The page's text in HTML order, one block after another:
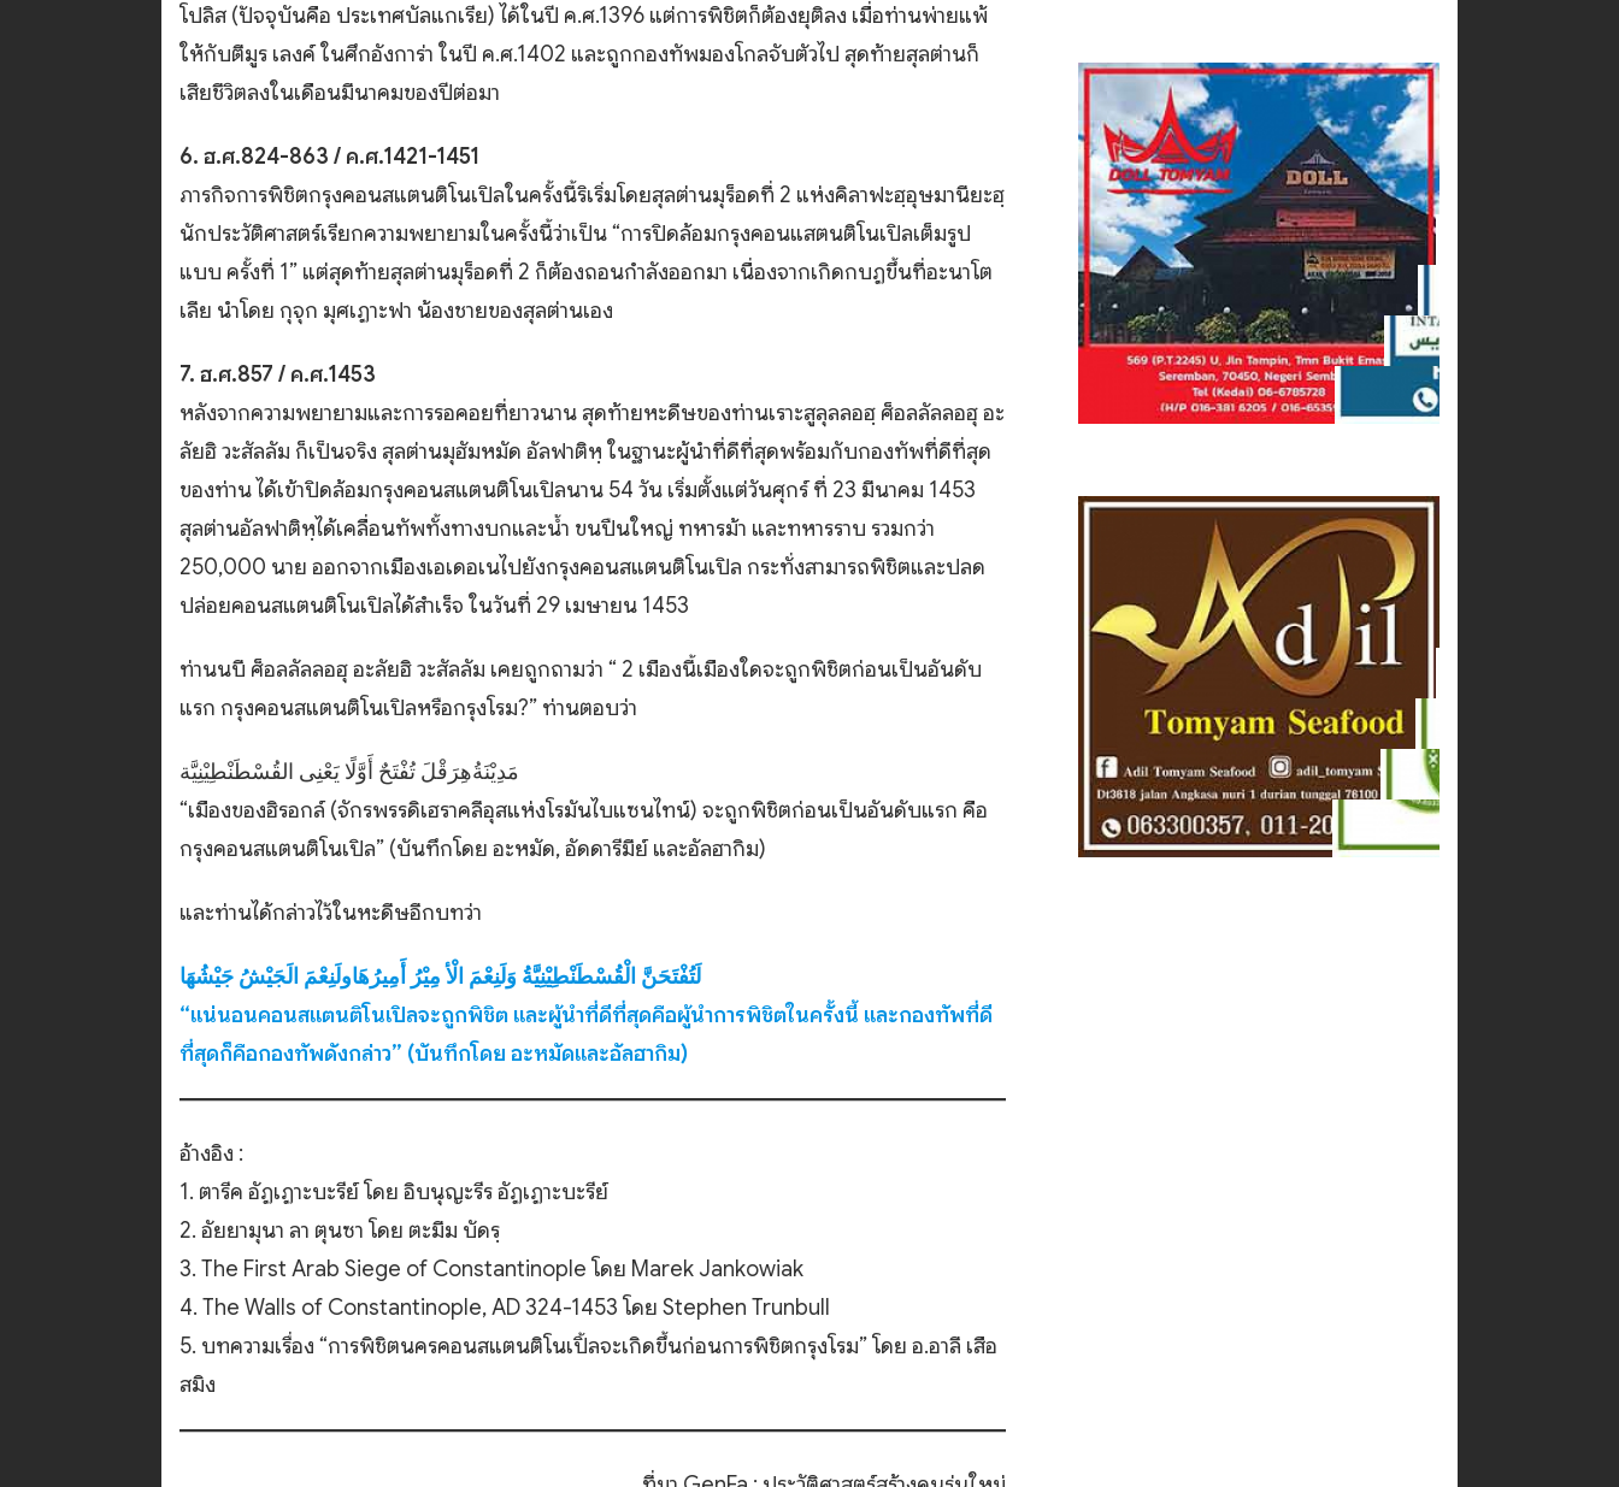
โปลิส (ปัจจุบันคือ ประเทศบัลแกเรีย) ได้ในปี ค.ศ.1396 แต่การพิชิตก็ต้องยุติลง เมื่อท่านพ่ายแพ้
ให้กับตีมูร เลงค์ ในศึกอังการ่า ในปี ค.ศ.1402 และถูกกองทัพมองโกลจับตัวไป สุดท้ายสุลต่านก็
เสียชีวิตลงในเดือนมีนาคมของปีต่อมา
6. ฮ.ศ.824-863 / ค.ศ.1421-1451
ภารกิจการพิชิตกรุงคอนสแตนติโนเปิลในครั้งนี้ริเริ่มโดยสุลต่านมุร็อดที่ 2 แห่งคิลาฟะฮฺอุษมานียะฮฺ
นักประวัติศาสตร์เรียกความพยายามในครั้งนี้ว่าเป็น “การปิดล้อมกรุงคอนแสตนติโนเปิลเต็มรูป
แบบ ครั้งที่ 1” แต่สุดท้ายสุลต่านมุร็อดที่ 2 ก็ต้องถอนกำลังออกมา เนื่องจากเกิดกบฏขึ้นที่อะนาโต
เลีย นำโดย กุจุก มุศเฏาะฟา น้องชายของสุลต่านเอง
7. ฮ.ศ.857 / ค.ศ.1453
หลังจากความพยายามและการรอคอยที่ยาวนาน สุดท้ายหะดีษของท่านเราะสูลุลลอฮฺ ศ็อลลัลลอฮุ อะ
ลัยฮิ วะสัลลัม ก็เป็นจริง สุลต่านมุฮัมหมัด อัลฟาติหฺ ในฐานะผู้นำที่ดีที่สุดพร้อมกับกองทัพที่ดีที่สุด
ของท่าน ได้เข้าปิดล้อมกรุงคอนสแตนติโนเปิลนาน 54 วัน เริ่มตั้งแต่วันศุกร์ ที่ 23 มีนาคม 1453
สุลต่านอัลฟาติหฺได้เคลื่อนทัพทั้งทางบกและน้ำ ขนปืนใหญ่ ทหารม้า และทหารราบ รวมกว่า
250,000 นาย ออกจากเมืองเอเดอเนไปยังกรุงคอนสแตนติโนเปิล กระทั่งสามารถพิชิตและปลด
ปล่อยคอนสแตนติโนเปิลได้สำเร็จ ในวันที่ 29 เมษายน 1453
ท่านนบี ศ็อลลัลลอฮุ อะลัยฮิ วะสัลลัม เคยถูกถามว่า “ 2 เมืองนี้เมืองใดจะถูกพิชิตก่อนเป็นอันดับ
แรก กรุงคอนสแตนติโนเปิลหรือกรุงโรม?” ท่านตอบว่า
‎مَدِيْنَةُهِرَقْلَ تُفْتَحٌ أَوَّلًا يَعْنِى القُسْطَنْطِيْنِيَّة
“เมืองของฮิรอกล์ (จักรพรรดิเฮราคลีอุสแห่งโรมันไบแซนไทน์) จะถูกพิชิตก่อนเป็นอันดับแรก คือ
กรุงคอนสแตนติโนเปิล” (บันทึกโดย อะหมัด, อัดดารีมีย์ และอัลฮากิม)
และท่านได้กล่าวไว้ในหะดีษอีกบทว่า
لَتُفْتَحَنَّ الْقُسْطَنْطِيْنِيَّةُ وَلَنِعْمَ الْأ مِيْرُ أَمِيرُهَاولَنِعْمَ الَجَيْشُ جَيْشُهَا
“แน่นอนคอนสแตนติโนเปิลจะถูกพิชิต และผู้นำที่ดีที่สุดคือผู้นำการพิชิตในครั้งนี้ และกองทัพที่ดี
ที่สุดก็คือกองทัพดังกล่าว” (บันทึกโดย อะหมัดและอัลฮากิม)
อ้างอิง :
1. ตารีค อัฏเฏาะบะรีย์ โดย อิบนุญะรีร อัฏเฏาะบะรีย์
2. อัยยามุนา ลา ตุนซา โดย ตะมีม บัดรฺ
3. The First Arab Siege of Constantinople โดย Marek Jankowiak
4. The Walls of Constantinople, AD 324-1453 โดย Stephen Trunbull
5. บทความเรื่อง “การพิชิตนครคอนสแตนติโนเปิ้ลจะเกิดขึ้นก่อนการพิชิตกรุงโรม” โดย อ.อาลี เสือ
สมิง